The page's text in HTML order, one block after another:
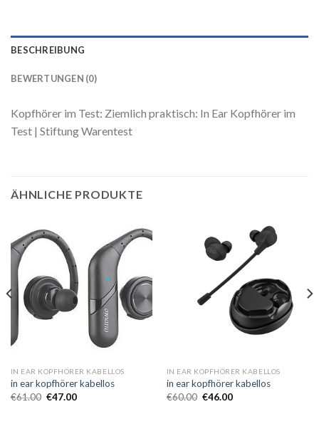
BESCHREIBUNG
BEWERTUNGEN (0)
Kopfhörer im Test: Ziemlich praktisch: In Ear Kopfhörer im
Test | Stiftung Warentest
ÄHNLICHE PRODUKTE
IN EAR KOPFHÖRER KABELLOS
in ear kopfhörer kabellos
€61.00 €47.00
IN EAR KOPFHÖRER KABELLOS
in ear kopfhörer kabellos
€60.00 €46.00